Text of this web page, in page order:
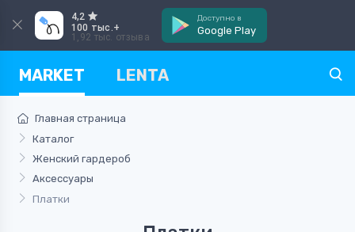
4,2
100 тыс.+
1,92 тыс. отзыва
Доступно в
Google Play
MARKET LENTA
Главная страница
Каталог
Женский гардероб
Аксессуары
Платки